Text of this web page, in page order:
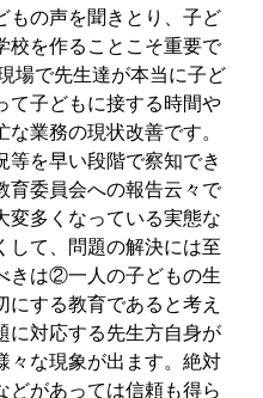
もの声を聞きとり、子ど
校を作ることこそ重要で
場で先生達が本当に子ど
て子どもに接する時間や
業務の現状改善です。
等を早い段階で察知でき
育委員会への報告云々で
変多くなっている実態な
して、問題の解決には至
きは②一人の子どもの生
する教育であると考え
に対応する先生方自身が
々な現象が出ます。絶対
どがあっては信頼も得ら